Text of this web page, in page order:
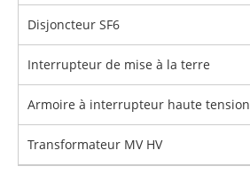
Disjoncteur SF6
Interrupteur de mise à la terre
Armoire à interrupteur haute tension
Transformateur MV HV